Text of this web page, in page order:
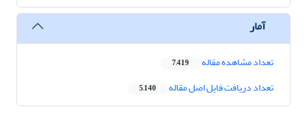
آمار
تعداد مشاهده مقاله 7,419
تعداد دریافت فایل اصل مقاله 5,140